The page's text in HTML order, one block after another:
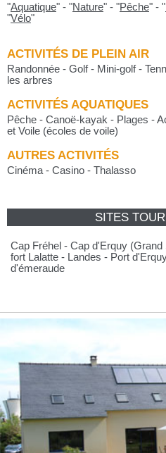
"Aquatique" - "Nature" - "Pêche" - "
"Vélo"
ACTIVITÉS DE PLEIN AIR
Randonnée - Golf - Mini-golf -
les arbres
ACTIVITÉS AQUATIQUES
Pêche - Canoë-kayak - Plages -
et Voile (écoles de voile)
AUTRES ACTIVITÉS
Cinéma - Casino - Thalasso
SITES
Cap Fréhel - Cap d'Erquy
fort Lalatte - Landes - Port
d'émeraude